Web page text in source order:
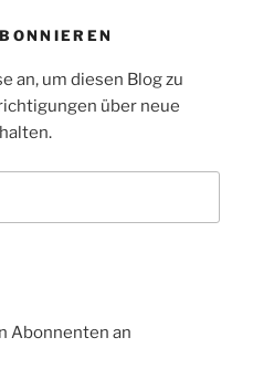
an, um diesen Blog zu
über neue
Abonnenten an